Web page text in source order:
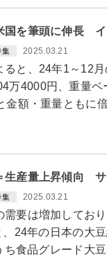
国を筆頭に伸長
集 2025.03.21
と、24年1～12
万4000円、重量
金額・重量とも
生産量上昇傾向
集 2025.03.21
要は増加してお
24年の日本の大
ち食品グレード大